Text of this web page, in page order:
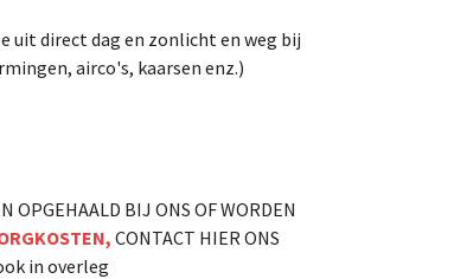
uit direct dag en zonlicht en weg bij
airco's, kaarsen enz.)
OPGEHAALD BIJ ONS OF WORDEN
CONTACT HIER ONS
in overleg